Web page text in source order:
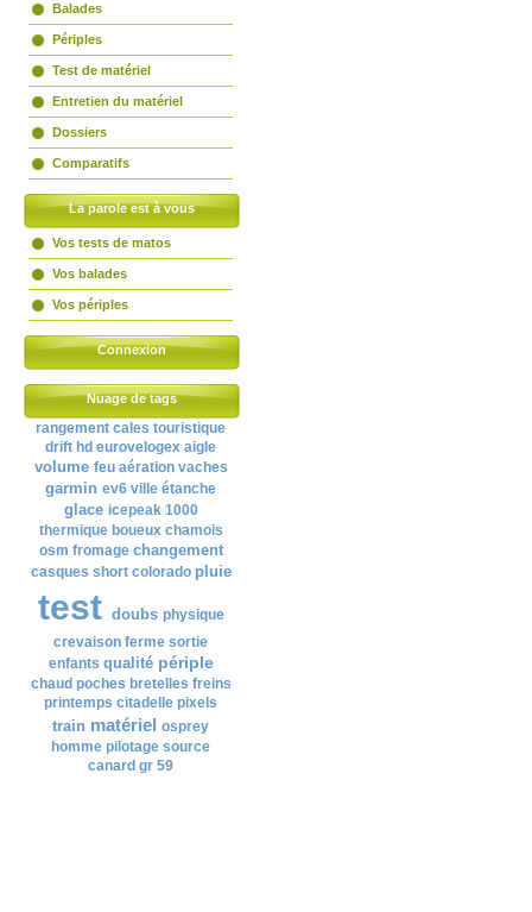
Balades
Périples
Test de matériel
Entretien du matériel
Dossiers
Comparatifs
La parole est à vous
Vos tests de matos
Vos balades
Vos périples
Connexion
Nuage de tags
rangement cales touristique
drift hd eurovelogex aigle
volume feu aération vaches
garmin ev6 ville étanche
glace icepeak 1000
thermique boueux chamois
osm fromage changement
casques short colorado pluie
test doubs physique
crevaison ferme sortie
enfants qualité périple
chaud poches bretelles freins
printemps citadelle pixels
train matériel osprey
homme pilotage source
canard gr 59